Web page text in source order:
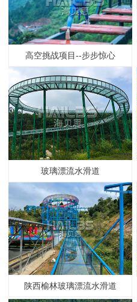
高空挑战项目--步步惊心
玻璃漂流水滑道
陕西榆林玻璃漂流水滑道